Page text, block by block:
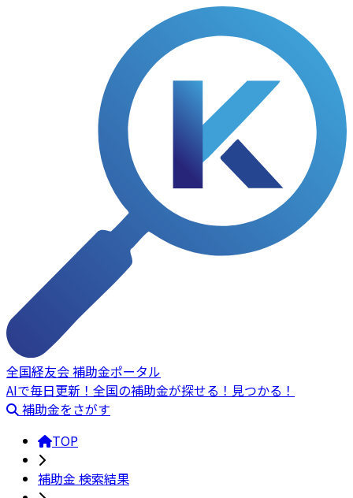
全国経友会 補助金ポータル
AIで毎日更新！全国の補助金が探せる！見つかる！
補助金をさがす
TOP
補助金 検索結果